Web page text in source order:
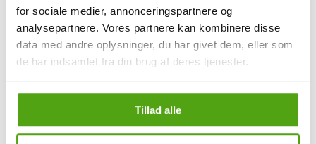
for sociale medier, annonceringspartnere og
analysepartnere. Vores partnere kan kombinere disse
data med andre oplysninger, du har givet dem, eller som
de har indsamlet fra din brug af deres tjenester.
Tillad alle
Sådan virker det
Det er nemt at bruge og100%gratis.
Savierfinder automatisk rabatkoder, når